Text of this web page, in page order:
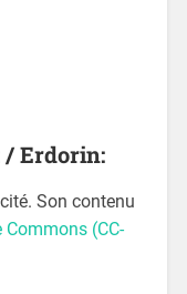
/ Erdorin:
Son contenu
Commons (CC-